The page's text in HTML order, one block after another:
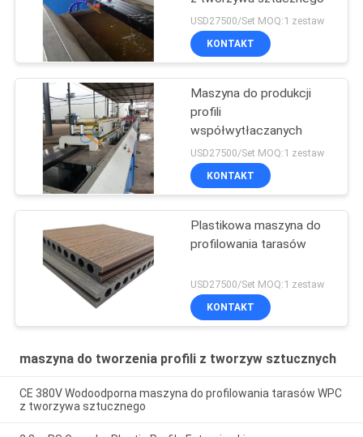
USD27500/Set MOQ:1 zestaw
KONTAKT
Maszyna do produkcji
profili
współwytłaczanych
USD27500/Set MOQ:1 zestaw
KONTAKT
Plastikowa maszyna do
profilowania tarasów
USD27500/Set MOQ:1 zestaw
KONTAKT
maszyna do tworzenia profili z tworzyw sztucznych
CE 380V Wodoodporna maszyna do profilowania tarasów WPC
z tworzywa sztucznego